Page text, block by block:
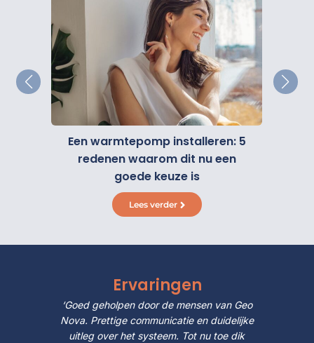
Een warmtepomp installeren: 5
redenen waarom dit nu een
goede keuze is
Lees verder
Ervaringen
‘Goed geholpen door de mensen van Geo
Nova. Prettige communicatie en duidelijke
uitleg over het systeem. Tot nu toe dik